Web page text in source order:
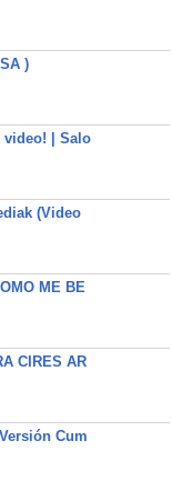
)
video! | Salo
(Video
ME BE
CIRES AR
Cum